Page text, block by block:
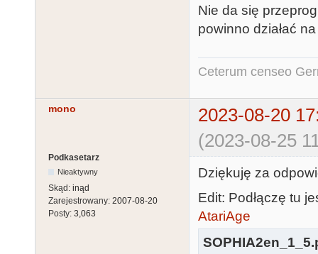
Nie da się
powinno działać
Ceterum censeo
mono
2023-08-20
(2023-08-25
Podkasetarz
Nieaktywny
Skąd: inąd
Zarejestrowany: 2007-08-20
Posty: 3,063
Dziękuję za
Edit: Podłączę tu
AtariAge